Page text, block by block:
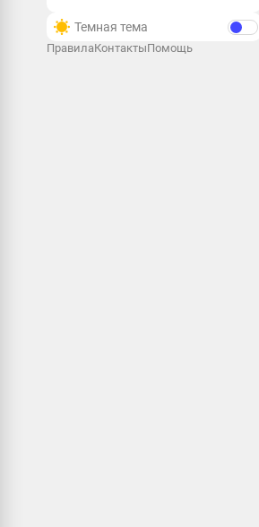
Темная тема
ПравилаКонтактыПомощь